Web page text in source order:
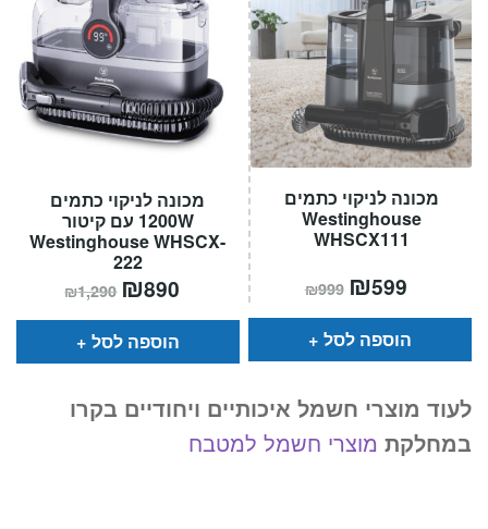
מכונה לניקוי כתמים
1200W עם קיטור
Westinghouse WHSCX-
222
₪1,290 המחיר
המקורי
היה:
₪890
הוא:
הוספה לסל
מכונה לניקוי כתמים
Westinghouse
WHSCX111
₪999 המחיר
המקורי
היה:
₪999.
₪599
הוא:
הוספה לסל
לעוד מוצרי חשמל איכותיים ויחודיים בקרו
במחלקת מוצרי חשמל למטבח